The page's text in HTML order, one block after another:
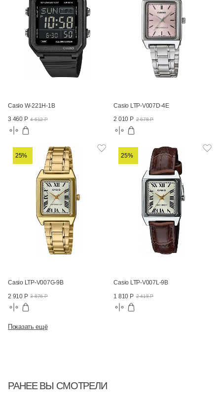
Casio W-221H-1B
3 460 Р 4 612 Р
Casio LTP-V007D-4E
2 010 Р 2 678 Р
25%
Casio LTP-V007G-9B
2 910 Р 3 876 Р
25%
Casio LTP-V007L-9B
1 810 Р 2 418 Р
Показать ещё
РАНЕЕ ВЫ СМОТРЕЛИ